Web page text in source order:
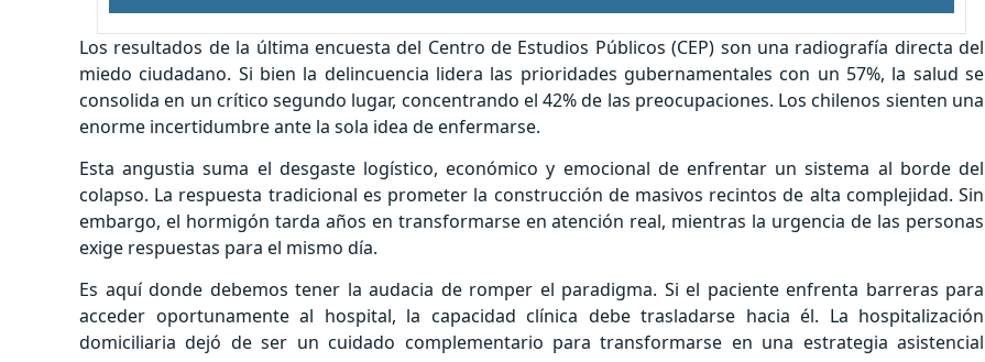
Los resultados de la última encuesta del Centro de Estudios Públicos (CEP) son una radiografía directa del
miedo ciudadano. Si bien la delincuencia lidera las prioridades gubernamentales con un 57%, la salud se
consolida en un crítico segundo lugar, concentrando el 42% de las preocupaciones. Los chilenos sienten una
enorme incertidumbre ante la sola idea de enfermarse.
Esta angustia suma el desgaste logístico, económico y emocional de enfrentar un sistema al borde del
colapso. La respuesta tradicional es prometer la construcción de masivos recintos de alta complejidad. Sin
embargo, el hormigón tarda años en transformarse en atención real, mientras la urgencia de las personas
exige respuestas para el mismo día.
Es aquí donde debemos tener la audacia de romper el paradigma. Si el paciente enfrenta barreras para
acceder oportunamente al hospital, la capacidad clínica debe trasladarse hacia él. La hospitalización
domiciliaria dejó de ser un cuidado complementario para transformarse en una estrategia asistencial